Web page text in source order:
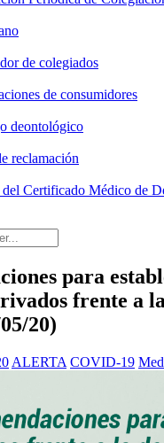
de colegiados
de consumidores
deontológico
reclamación
Certificado Médico de
para
frente a
20)
ALERTA COVID-19